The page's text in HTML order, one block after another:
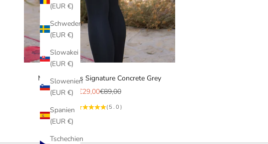
(EUR €)
Schweden
(EUR €)
Slowakei
(EUR €)
Slowenien
(EUR €)
Spanien
(EUR €)
Tschechien
Mala Leggings Signature Concrete Grey
Angebot
€29,00Regulärer Preis
€89,00
(5.0)